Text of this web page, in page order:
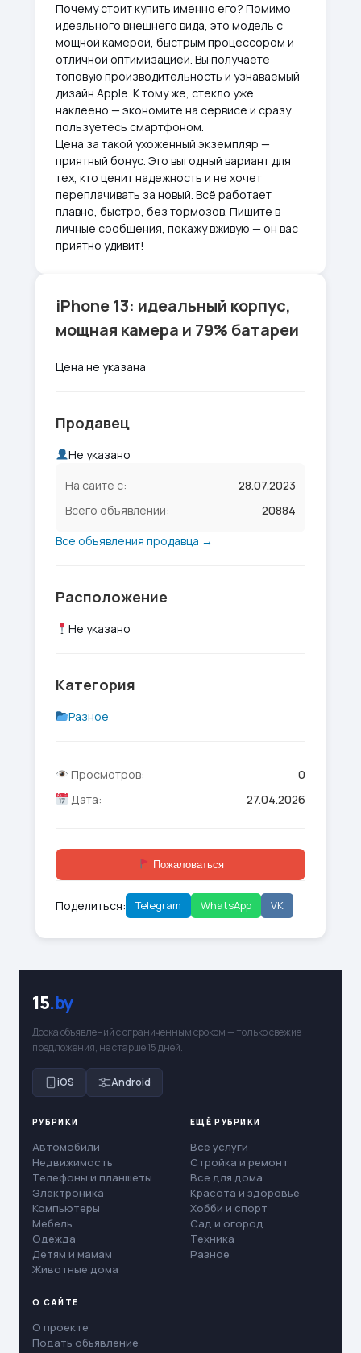
Почему стоит купить именно его? Помимо
идеального внешнего вида, это модель с
мощной камерой, быстрым процессором и
отличной оптимизацией. Вы получаете
топовую производительность и узнаваемый
дизайн Apple. К тому же, стекло уже
наклеено — экономите на сервисе и сразу
пользуетесь смартфоном.
Цена за такой ухоженный экземпляр —
приятный бонус. Это выгодный вариант для
тех, кто ценит надежность и не хочет
переплачивать за новый. Всё работает
плавно, быстро, без тормозов. Пишите в
личные сообщения, покажу вживую — он вас
приятно удивит!
iPhone 13: идеальный корпус,
мощная камера и 79% батареи
Цена не указана
Продавец
Не указано
На сайте с:
28.07.2023
Всего объявлений:
20884
Все объявления продавца →
Расположение
Не указано
Категория
Разное
Просмотров:
0
Дата:
27.04.2026
Пожаловаться
Поделиться: Telegram WhatsApp VK
15.by
Доска объявлений с ограниченным сроком — только свежие
предложения, не старше 15 дней.
iOS Android
РУБРИКИ
Автомобили
Недвижимость
Телефоны и планшеты
Электроника
Компьютеры
Мебель
Одежда
Детям и мамам
Животные дома
ЕЩЁ РУБРИКИ
Все услуги
Стройка и ремонт
Все для дома
Красота и здоровье
Хобби и спорт
Сад и огород
Техника
Разное
О САЙТЕ
О проекте
Подать объявление